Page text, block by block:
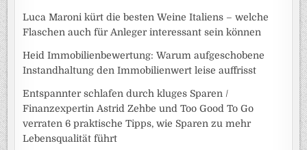
Luca Maroni kürt die besten Weine Italiens – welche
Flaschen auch für Anleger interessant sein können
Heid Immobilienbewertung: Warum aufgeschobene
Instandhaltung den Immobilienwert leise auffrisst
Entspannter schlafen durch kluges Sparen /
Finanzexpertin Astrid Zehbe und Too Good To Go
verraten 6 praktische Tipps, wie Sparen zu mehr
Lebensqualität führt